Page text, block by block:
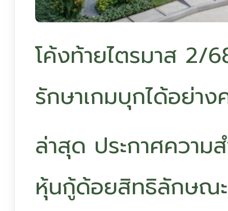
โค้งท้ายไตรมาส 2/
รักษาเกมบุกได้อย่าง
ล่าสุด ประกาศความ
หุ้นกู้ด้อยสิทธิลักษณ